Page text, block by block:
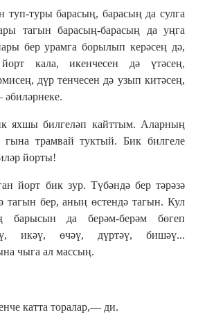
туп-туры барасың, барасың да сулга
тагын барасың-барасың да уңга
бер урамга борылып керәсең дә,
кала, икенчесен дә үтәсең,
дүр тенчесен дә узып китәсең,
яхшы билгеләп кайттым. Аларның
трамвай туктый. Бик билгеле
йорты!
йорт бик зур. Түбәндә бер тәрәзә
тагын бер, аның өстендә тагын. Кул
барысын да берәм-берәм бөгеп
икәү, өчәү, дүртәү, бишәү...
чыга ал массың.
катта торалар,— ди.